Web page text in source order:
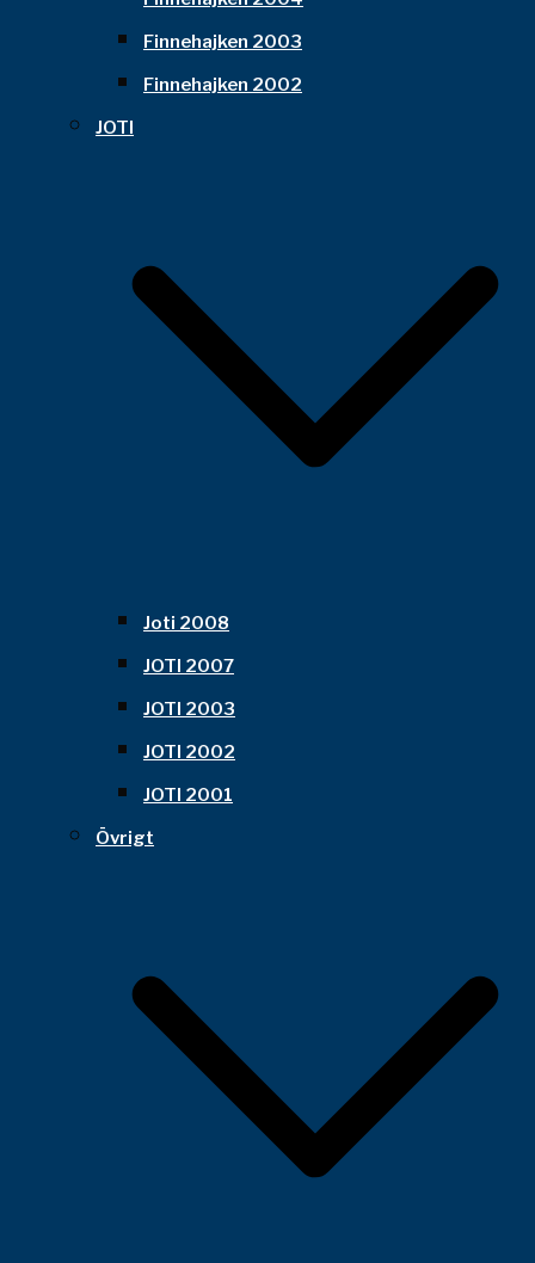
Finnehajken 2003
Finnehajken 2002
JOTI
Joti 2008
JOTI 2007
JOTI 2003
JOTI 2002
JOTI 2001
Övrigt